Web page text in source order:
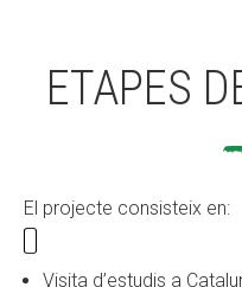
ETAPES
El projecte consisteix en:
Visita d’estudis a